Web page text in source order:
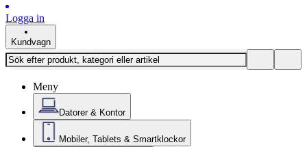
Logga in
Kundvagn
Meny
Datorer & Kontor
Mobiler, Tablets & Smartklockor